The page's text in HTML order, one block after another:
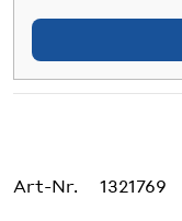
Art-Nr. 1321769